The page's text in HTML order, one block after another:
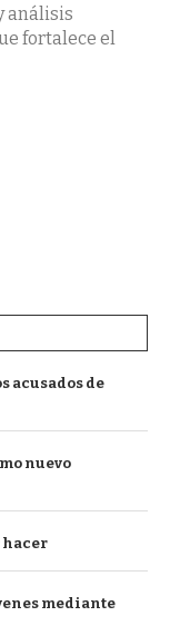
análisis
fortalece el
acusados de
nuevo
hacer
mediante